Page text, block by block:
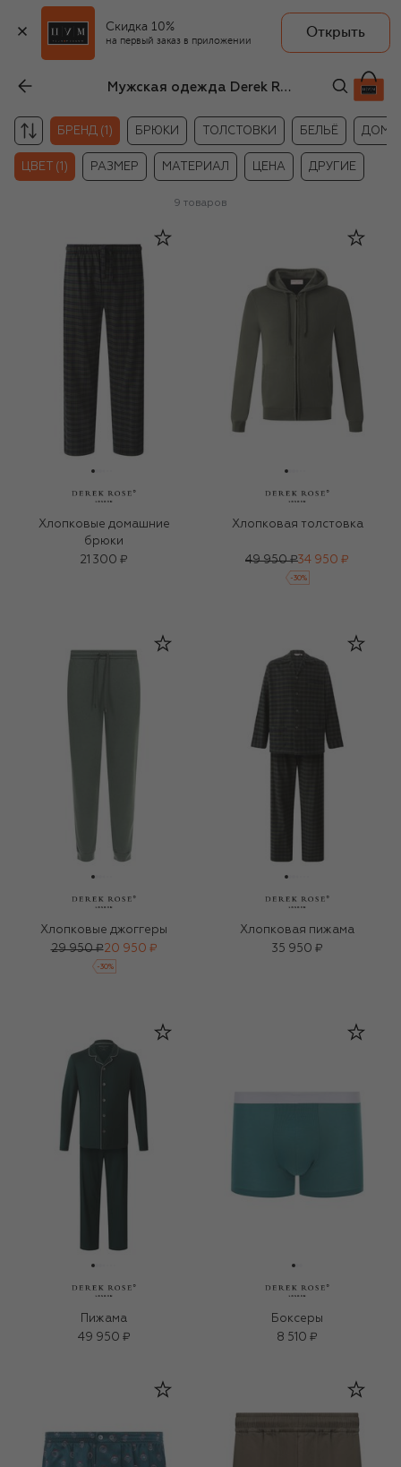
Скидка 10%
на первый заказ в приложении
Открыть
Мужская одежда Derek Rose зелёного цвета
БРЕНД (1) БРЮКИ ТОЛСТОВКИ БЕЛЬЁ
ЦВЕТ (1) РАЗМЕР МАТЕРИАЛ ЦЕНА ДРУГИЕ
9 товаров
Хлопковые домашние
брюки
21 300 ₽
Хлопковая толстовка
49 950 ₽34 950 ₽
-30%
Хлопковые джоггеры
29 950 ₽20 950 ₽
-30%
Хлопковая пижама
35 950 ₽
Пижама
49 950 ₽
Боксеры
8 510 ₽